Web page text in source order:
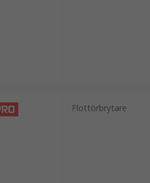
Flottörbrytare